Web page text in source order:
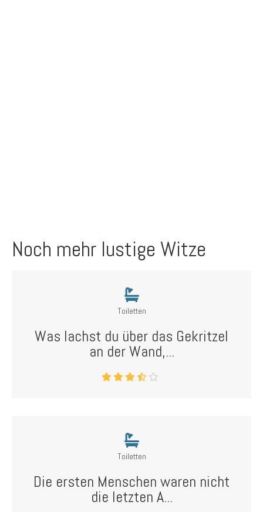
Noch mehr lustige Witze
Toiletten
Was lachst du über das Gekritzel
an der Wand,...
Toiletten
Die ersten Menschen waren nicht
die letzten A...